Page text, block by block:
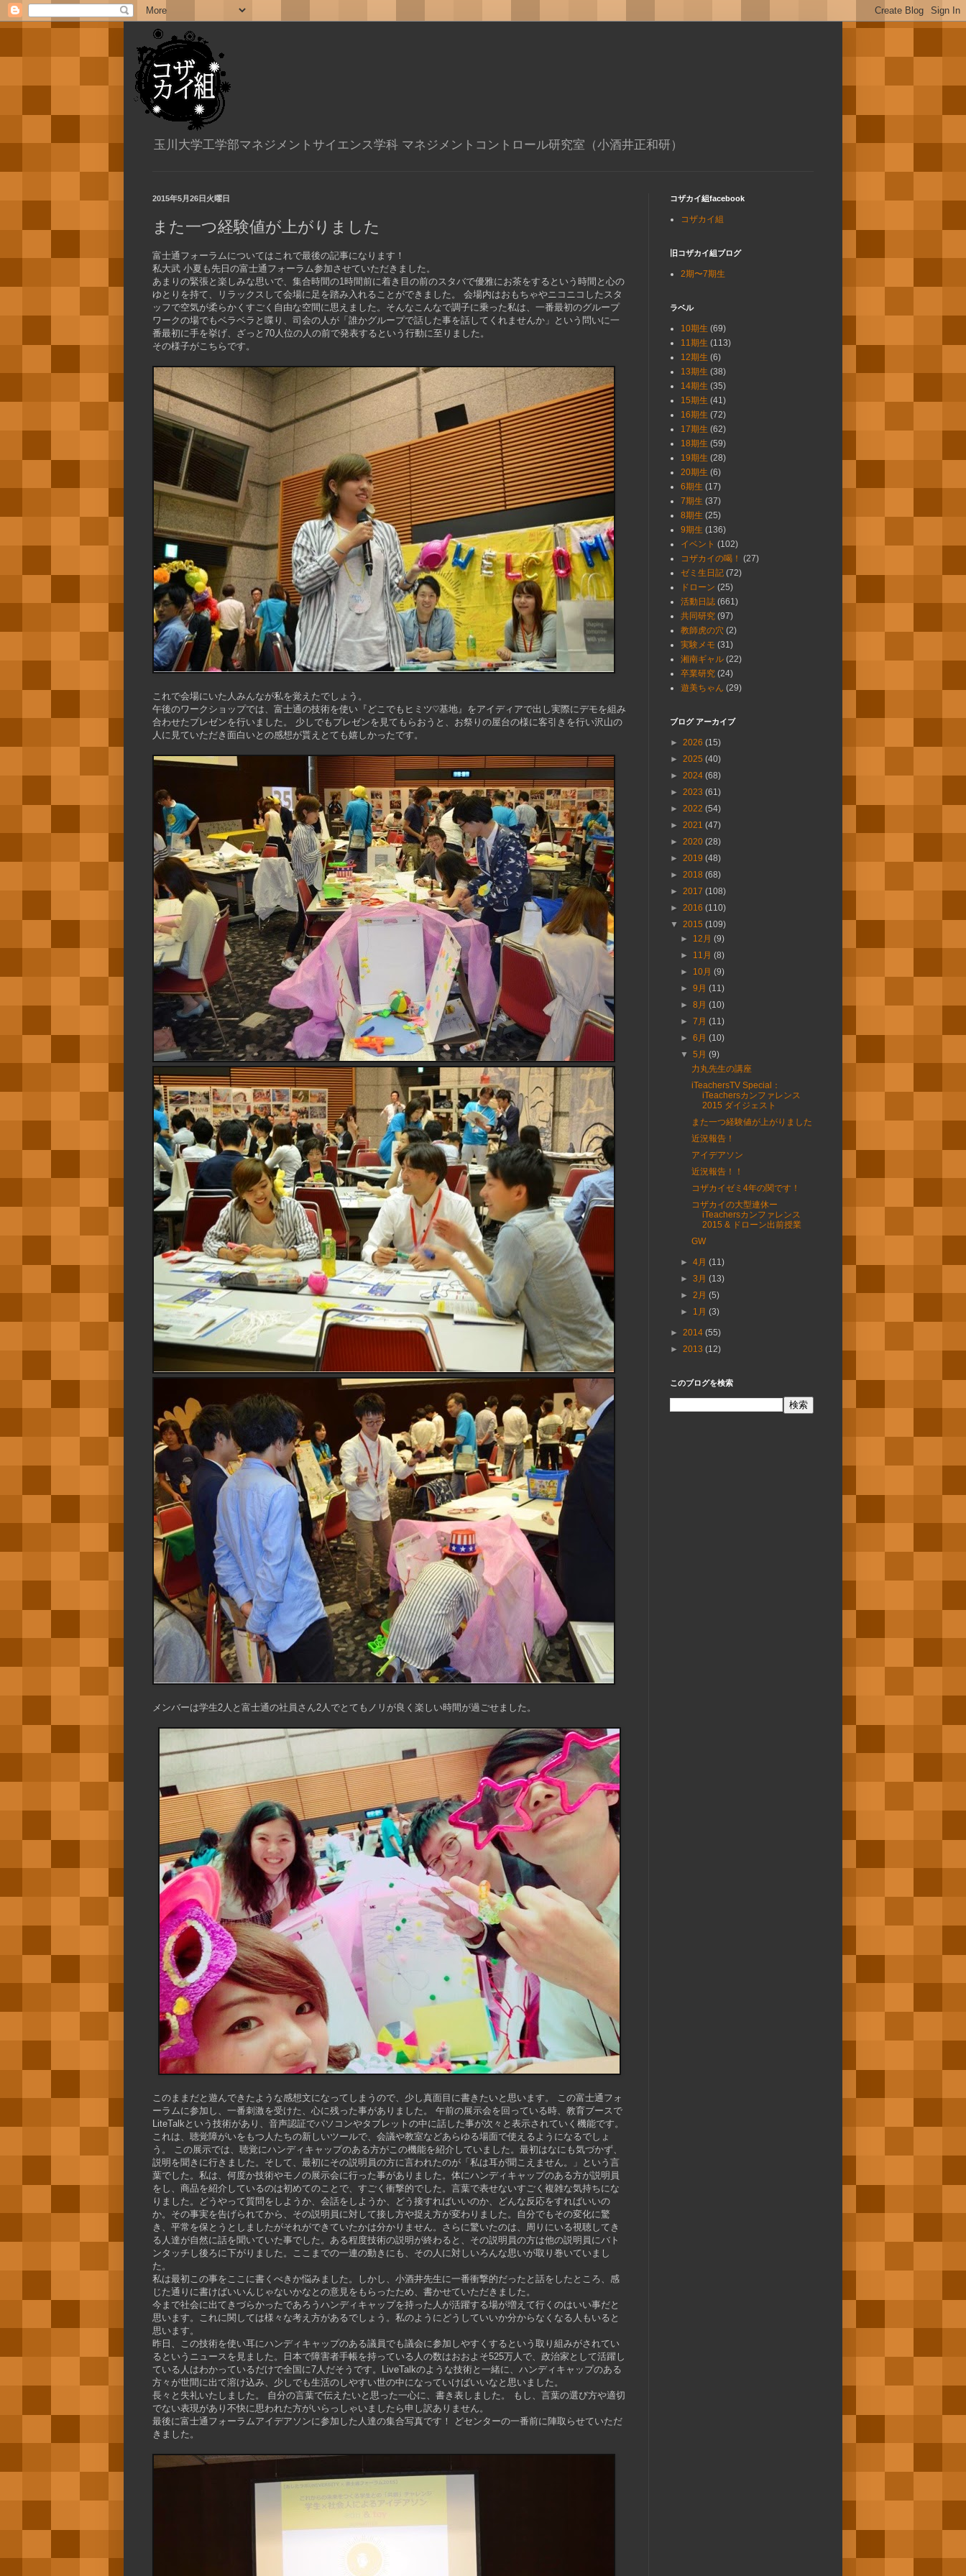
玉川大学工学部マネジメントサイエンス学科 マネジメントコントロール研究室（小酒井正和研）
2015年5月26日火曜日
また一つ経験値が上がりました
富士通フォーラムについてはこれで最後の記事になります！
私大武 小夏も先日の富士通フォーラム参加させていただきました。
あまりの緊張と楽しみな思いで、集合時間の1時間前に着き目の前のスタバで優雅にお茶をするという時間と心の
ゆとりを持て、リラックスして会場に足を踏み入れることができました。 会場内はおもちゃやニコニコしたスタ
ッフで空気が柔らかくすごく自由な空間に思えました。そんなこんなで調子に乗った私は、一番最初のグループ
ワークの場でもベラベラと喋り、司会の人が「誰かグループで話した事を話してくれませんか」という問いに一
番最初に手を挙げ、ざっと70人位の人の前で発表するという行動に至りました。
その様子がこちらです。
これで会場にいた人みんなが私を覚えたでしょう。
午後のワークショップでは、富士通の技術を使い『どこでもヒミツ♡基地』をアイディアで出し実際にデモを組み
合わせたプレゼンを行いました。 少しでもプレゼンを見てもらおうと、お祭りの屋台の様に客引きを行い沢山の
人に見ていただき面白いとの感想が貰えとても嬉しかったです。
メンバーは学生2人と富士通の社員さん2人でとてもノリが良く楽しい時間が過ごせました。
このままだと遊んできたような感想文になってしまうので、少し真面目に書きたいと思います。 この富士通フォ
ーラムに参加し、一番刺激を受けた、心に残った事がありました。 午前の展示会を回っている時、教育ブースで
LiteTalkという技術があり、音声認証でパソコンやタブレットの中に話した事が次々と表示されていく機能です。
これは、聴覚障がいをもつ人たちの新しいツールで、会議や教室などあらゆる場面で使えるようになるでしょ
う。 この展示では、聴覚にハンディキャップのある方がこの機能を紹介していました。最初はなにも気づかず、
説明を聞きに行きました。そして、最初にその説明員の方に言われたのが「私は耳が聞こえません。」という言
葉でした。私は、何度か技術やモノの展示会に行った事がありました。体にハンディキャップのある方が説明員
をし、商品を紹介しているのは初めてのことで、すごく衝撃的でした。言葉で表せないすごく複雑な気持ちにな
りました。どうやって質問をしようか、会話をしようか、どう接すればいいのか、どんな反応をすればいいの
か。その事実を告げられてから、その説明員に対して接し方や捉え方が変わりました。自分でもその変化に驚
き、平常を保とうとしましたがそれができていたかは分かりません。さらに驚いたのは、周りにいる視聴してき
る人達が自然に話を聞いていた事でした。ある程度技術の説明が終わると、その説明員の方は他の説明員にバト
ンタッチし後ろに下がりました。ここまでの一連の動きにも、その人に対しいろんな思いが取り巻いていまし
た。
私は最初この事をここに書くべきか悩みました。しかし、小酒井先生に一番衝撃的だったと話をしたところ、感
じた通りに書けばいいんじゃないかなとの意見をもらったため、書かせていただきました。
今まで社会に出てきづらかったであろうハンディキャップを持った人が活躍する場が増えて行くのはいい事だと
思います。これに関しては様々な考え方があるでしょう。私のようにどうしていいか分からなくなる人もいると
思います。
昨日、この技術を使い耳にハンディキャップのある議員でも議会に参加しやすくするという取り組みがされてい
るというニュースを見ました。日本で障害者手帳を持っている人の数はおおよそ525万人で、政治家として活躍し
ている人はわかっているだけで全国に7人だそうです。LiveTalkのような技術と一緒に、ハンディキャップのある
方々が世間に出て溶け込み、少しでも生活のしやすい世の中になっていけばいいなと思いました。
長々と失礼いたしました。 自分の言葉で伝えたいと思った一心に、書き表しました。 もし、言葉の選び方や適切
でない表現があり不快に思われた方がいらっしゃいましたら申し訳ありません。
最後に富士通フォーラムアイデアソンに参加した人達の集合写真です！ どセンターの一番前に陣取らせていただ
きました。
コザカイ組facebook
コザカイ組
旧コザカイ組ブログ
2期〜7期生
ラベル
10期生 (69)
11期生 (113)
12期生 (6)
13期生 (38)
14期生 (35)
15期生 (41)
16期生 (72)
17期生 (62)
18期生 (59)
19期生 (28)
20期生 (6)
6期生 (17)
7期生 (37)
8期生 (25)
9期生 (136)
イベント (102)
コザカイの喝！ (27)
ゼミ生日記 (72)
ドローン (25)
活動日誌 (661)
共同研究 (97)
教師虎の穴 (2)
実験メモ (31)
湘南ギャル (22)
卒業研究 (24)
遊美ちゃん (29)
ブログ アーカイブ
► 2026 (15)
► 2025 (40)
► 2024 (68)
► 2023 (61)
► 2022 (54)
► 2021 (47)
► 2020 (28)
► 2019 (48)
► 2018 (68)
► 2017 (108)
► 2016 (110)
▼ 2015 (109)
► 12月(9)
► 11月(8)
► 10月(9)
►9月(11)
►8月(10)
►7月(11)
►6月(10)
▼5月(9)
力丸先生の講座
iTeachersTV Special：
iTeachersカンファレンス
2015 ダイジェスト
また一つ経験値が上がりました
近況報告！
アイデアソン
近況報告！！
コザカイゼミ4年の関です！
コザカイの大型連休ー
iTeachersカンファレンス
2015 & ドローン出前授業
GW
►4月(11)
►3月(13)
►2月(5)
► 1月(3)
► 2014 (55)
► 2013 (12)
このブログを検索